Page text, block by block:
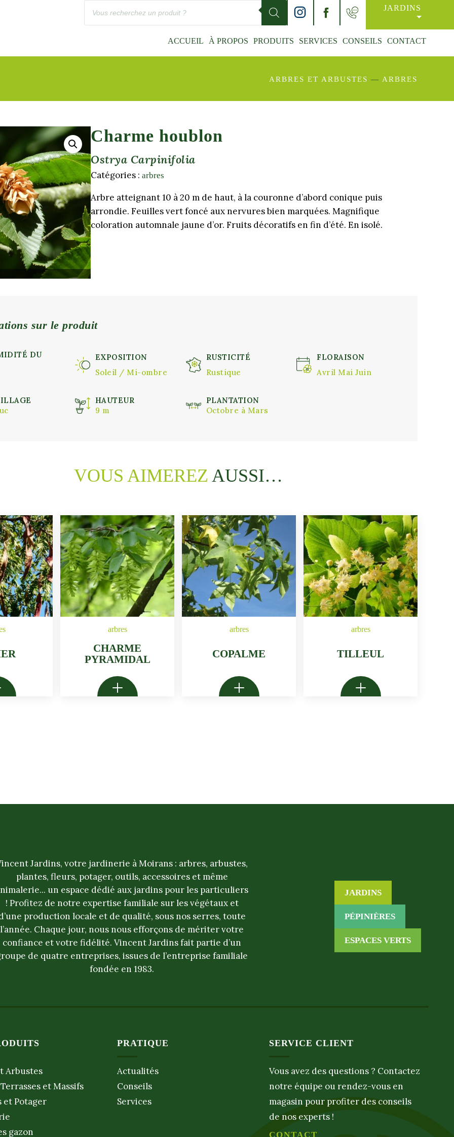
Recherche
de
ACCUEIL À PROPOS PRODUITS SERVICES CONSEILS CONTACT
ARBRES ET ARBUSTES — ARBRES
Charme houblon
Ostrya Carpinifolia
Catégories : arbres
Arbre atteignant 10 à 20 m de haut, à la couronne d’abord conique puis
arrondie. Feuilles vert foncé aux nervures bien marquées. Magnifique
coloration automnale jaune d’or. Fruits décoratifs en fin d’été. En isolé.
sur le produit
DU
EXPOSITION
Soleil / Mi-ombre
RUSTICITÉ
Rustique
FLORAISON
Avril Mai Juin
HAUTEUR
9 m
PLANTATION
Octobre à Mars
VOUS AIMEREZ AUSSI…
arbres
CHARME
PYRAMIDAL
arbres
COPALME
arbres
TILLEUL
Jardins, votre jardinerie à Moirans : arbres, arbustes,
plantes, fleurs, potager, outils, accessoires et même
un espace dédié aux jardins pour les particuliers
! Profitez de notre expertise familiale sur les végétaux et
production locale et de qualité, sous nos serres, toute
l’année. Chaque jour, nous nous efforçons de mériter votre
confiance et votre fidélité. Vincent Jardins fait partie d’un
de quatre entreprises, issues de l’entreprise familiale
fondée en 1983.
JARDINS
PÉPINIÈRES
ESPACES VERTS
Arbustes
et Massifs
Potager
gazon
PRATIQUE
Actualités
Conseils
Services
SERVICE CLIENT
Vous avez des questions ? Contactez
notre équipe ou rendez-vous en
magasin pour profiter des conseils
de nos experts !
CONTACT